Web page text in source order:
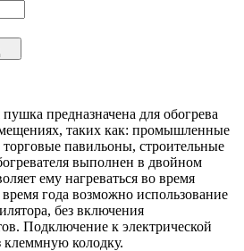
предназначена для обогрева
таких как: промышленные
павильоны, строительные
выполнен в двойном
ему нагреваться во время
года возможно использование
без включения
Подключение к электрической
клеммную колодку.